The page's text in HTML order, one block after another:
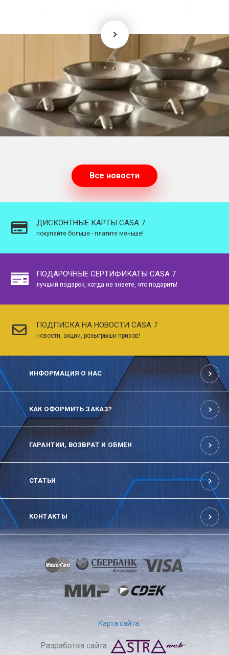
Все новости
ДИСКОНТНЫЕ КАРТЫ CASA 7
покупайте больше - платите меньше!
ПОДАРОЧНЫЕ СЕРТИФИКАТЫ CASA 7
лучший подарок, когда не знаете, что подарить!
ПОДПИСКА НА НОВОСТИ CASA 7
новости, акции, розыгрыши призов!
ИНФОРМАЦИЯ О НАС
КАК ОФОРМИТЬ ЗАКАЗ?
ГАРАНТИИ, ВОЗВРАТ И ОБМЕН
СТАТЬИ
КОНТАКТЫ
Карта сайта
Разработка сайта